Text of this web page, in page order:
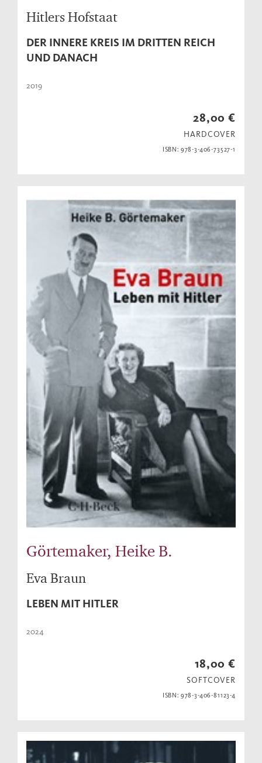
Hitlers Hofstaat
DER INNERE KREIS IM DRITTEN REICH
UND DANACH
2019
28,00 €
HARDCOVER
ISBN: 978-3-406-73527-1
Görtemaker, Heike B.
Eva Braun
LEBEN MIT HITLER
2024
18,00 €
SOFTCOVER
ISBN: 978-3-406-81123-4